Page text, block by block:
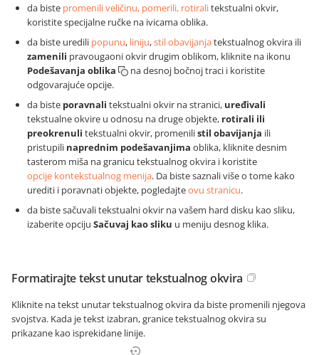
da biste promenili veličinu, pomerili, rotiralitekstualni okvir,
koristite specijalne ručke na ivicama oblika.
da biste uredili popunu, liniju,stil obavijanjatekstualnog okvira ili
zamenili pravougaoni okvir drugim oblikom, kliknite na ikonu
Podešavanja oblika
na desnoj bočnoj traci i koristite
odgovarajuće opcije.
da biste poravnali tekstualni okvir na stranici, uređivali
tekstualne okvire u odnosu na druge objekte, rotirali ili
preokrenuli tekstualni okvir, promenilistil obavijanja ili
pristupili naprednim podešavanjima oblika, kliknite desnim
tasterom miša na granicu tekstualnog okvira i koristite
opcije kontekstualnog menija. Da biste saznali više o tome kako
urediti i poravnati objekte, pogledajteovu stranicu.
da biste sačuvali tekstualni okvir na vašem hard disku kao sliku,
izaberite opciju Sačuvaj kao sliku u meniju desnog klika.
Formatirajte tekst unutar tekstualnog okvira
Kliknite na tekst unutar tekstualnog okvira da biste promenili njegova
svojstva. Kada je tekst izabran, granice tekstualnog okvira su
prikazane kao isprekidane linije.